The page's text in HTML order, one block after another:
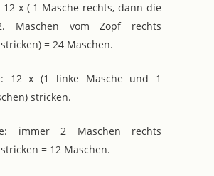
12 x ( 1 Masche rechts, dann die
Maschen vom Zopf rechts
= 24 Maschen.
12 x (1 linke Masche und 1
stricken.
immer 2 Maschen rechts
= 12 Maschen.